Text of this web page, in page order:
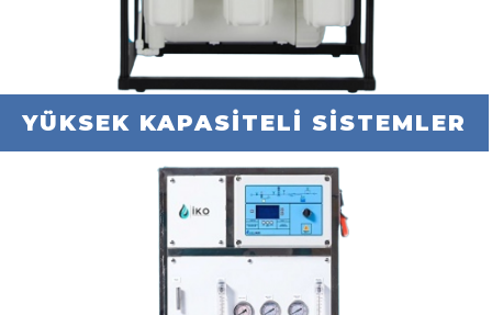
YÜKSEK KAPASİTELİ SİSTEMLER